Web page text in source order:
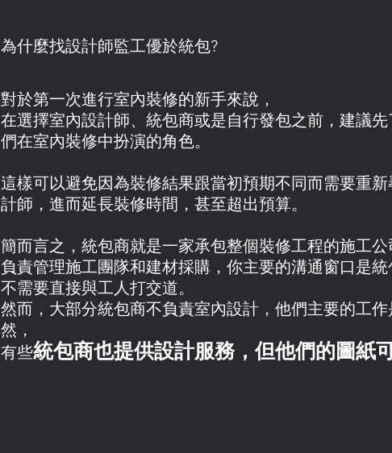
為什麼找設計師監工優於統包?
對於第一次進行室內裝修的新手來說，
在選擇室內設計師、統包商或是自行發包之前，建議
們在室內裝修中扮演的角色。
這樣可以避免因為裝修結果跟當初預期不同而需要重
計師，進而延長裝修時間，甚至超出預算。
簡而言之，統包商就是一家承包整個裝修工程的施工公
負責管理施工團隊和建材採購，你主要的溝通窗口是統
不需要直接與工人打交道。
然而，大部分統包商不負責室內設計，他們主要的工
然，
有些統包商也提供設計服務，但他們的圖紙